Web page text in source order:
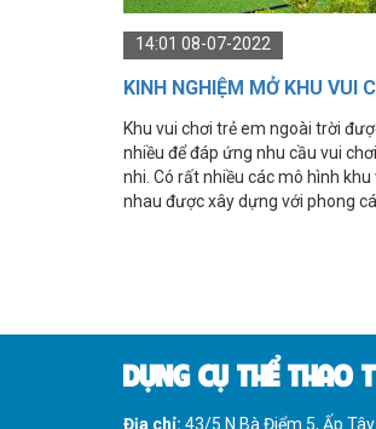
CỎ NHÂN TẠO
14:01 08-07-2022
KINH NGHIỆM MỞ KHU VUI
NGƯỜI MỚI BẮT ĐẦU
Khu vui chơi trẻ em ngoài trời
nhiều để đáp ứng nhu cầu vui
nhi. Có rất nhiều các mô hình
nhau được xây dựng với phong
DỤNG CỤ THỂ THAO
Địa chỉ: 43/5 N Bà Điểm 5, Ấp